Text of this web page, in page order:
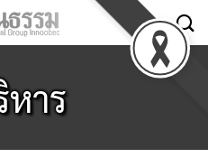
าร